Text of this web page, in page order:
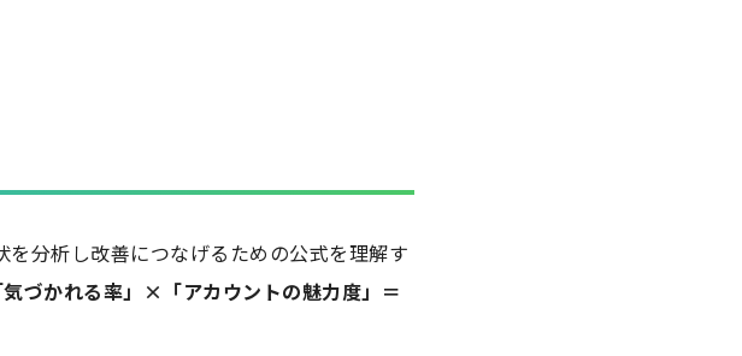
分析し改善につなげるための公式を理解す
気づかれる率」×「アカウントの魅力度」＝